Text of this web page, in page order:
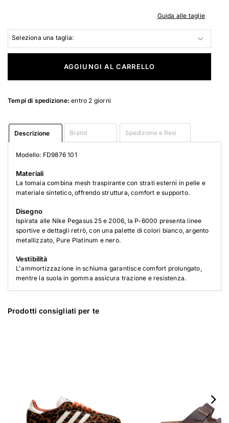
Guida alle taglie
Seleziona una taglia:
AGGIUNGI AL CARRELLO
Tempi di spedizione: entro 2 giorni
Descrizione Brand Spedizione e Resi
Modello: FD9876 101
Materiali
La tomaia combina mesh traspirante con strati esterni in pelle e
materiale sintetico, offrendo struttura, comfort e supporto.
Disegno
Ispirata alle Nike Pegasus 25 e 2006, la P-6000 presenta linee
sportive e dettagli retrò, con una palette di colori bianco, argento
metallizzato, Pure Platinum e nero.
Vestibilità
L'ammortizzazione in schiuma garantisce comfort prolungato,
mentre la suola in gomma assicura trazione e resistenza.
Prodotti consigliati per te